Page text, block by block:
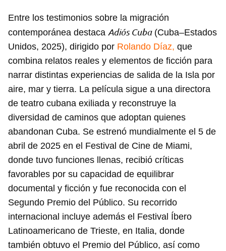
Entre los testimonios sobre la migración
contemporánea destaca Adiós Cuba(Cuba–Estados
Unidos, 2025), dirigido por Rolando Díaz, que
combina relatos reales y elementos de ficción para
narrar distintas experiencias de salida de la Isla por
aire, mar y tierra. La película sigue a una directora
de teatro cubana exiliada y reconstruye la
diversidad de caminos que adoptan quienes
abandonan Cuba. Se estrenó mundialmente el 5 de
abril de 2025 en el Festival de Cine de Miami,
donde tuvo funciones llenas, recibió críticas
favorables por su capacidad de equilibrar
documental y ficción y fue reconocida con el
Segundo Premio del Público. Su recorrido
internacional incluye además el Festival Íbero
Latinoamericano de Trieste, en Italia, donde
también obtuvo el Premio del Público, así como